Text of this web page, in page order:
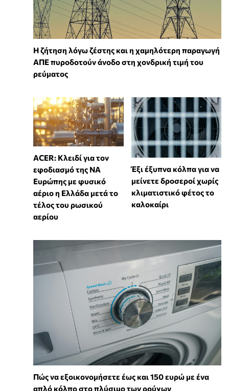
Η ζήτηση λόγω ζέστης και η χαμηλότερη παραγωγή
ΑΠΕ πυροδοτούν άνοδο στη χονδρική τιμή του
ρεύματος
ACER: Κλειδί για τον
εφοδιασμό της ΝΑ
Ευρώπης με φυσικό
αέριο η Ελλάδα μετά το
τέλος του ρωσικού
αερίου
Έξι έξυπνα κόλπα για να
μείνετε δροσεροί χωρίς
κλιματιστικό φέτος το
καλοκαίρι
Πώς να εξοικονομήσετε έως και 150 ευρώ με ένα
απλό κόλπο στο πλύσιμο των ρούχων